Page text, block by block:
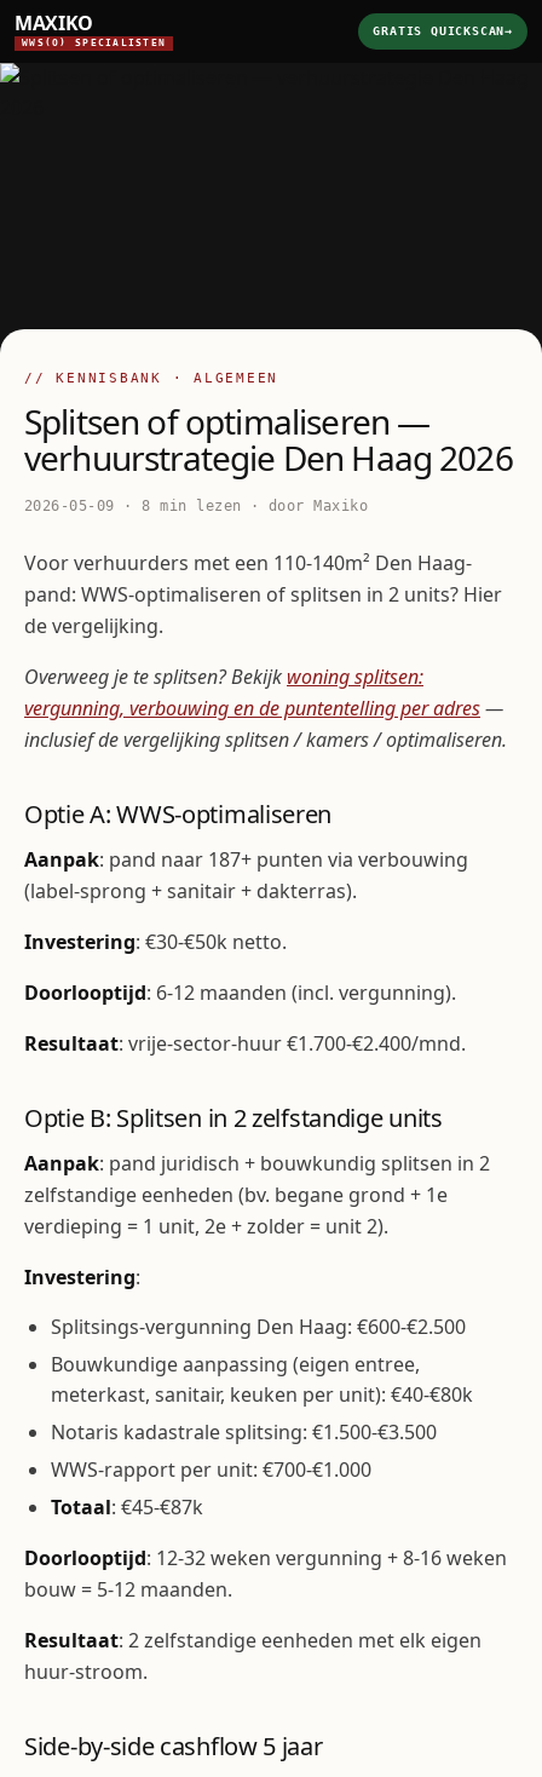
MAXIKO
WWS(O) SPECIALISTEN
GRATIS QUICKSCAN→
// KENNISBANK · ALGEMEEN
Splitsen of optimaliseren —
verhuurstrategie Den Haag 2026
2026-05-09 · 8 min lezen · door Maxiko
Voor verhuurders met een 110-140m² Den Haag-
pand: WWS-optimaliseren of splitsen in 2 units? Hier
de vergelijking.
Overweeg je te splitsen? Bekijk woning splitsen:
vergunning, verbouwing en de puntentelling per adres—
inclusief de vergelijking splitsen / kamers / optimaliseren.
Optie A: WWS-optimaliseren
Aanpak: pand naar 187+ punten via verbouwing
(label-sprong + sanitair + dakterras).
Investering: €30-€50k netto.
Doorlooptijd: 6-12 maanden (incl. vergunning).
Resultaat: vrije-sector-huur €1.700-€2.400/mnd.
Optie B: Splitsen in 2 zelfstandige units
Aanpak: pand juridisch + bouwkundig splitsen in 2
zelfstandige eenheden (bv. begane grond + 1e
verdieping = 1 unit, 2e + zolder = unit 2).
Investering:
Splitsings-vergunning Den Haag: €600-€2.500
Bouwkundige aanpassing (eigen entree,
meterkast, sanitair, keuken per unit): €40-€80k
Notaris kadastrale splitsing: €1.500-€3.500
WWS-rapport per unit: €700-€1.000
Totaal: €45-€87k
Doorlooptijd: 12-32 weken vergunning + 8-16 weken
bouw = 5-12 maanden.
Resultaat: 2 zelfstandige eenheden met elk eigen
huur-stroom.
Side-by-side cashflow 5 jaar